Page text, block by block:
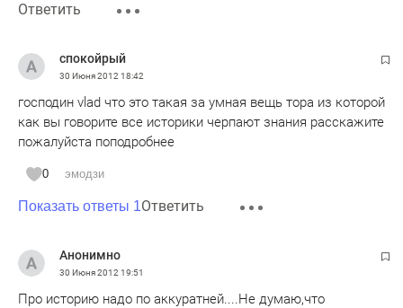
Ответить
спокойрый
30 Июня 2012 18:42
господин vlad что это такая за умная вещь тора из которой
как вы говорите все историки черпают знания расскажите
пожалуйста поподробнее
0 эмодзи
Показать ответы 1Ответить
Анонимно
30 Июня 2012 19:51
Про историю надо по аккуратней....Не думаю,что